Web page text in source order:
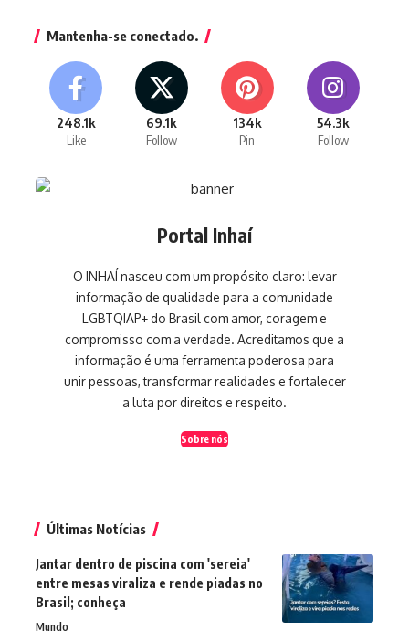
Mantenha-se conectado.
248.1k
Like
69.1k
Follow
134k
Pin
54.3k
Follow
Portal Inhaí
O INHAÍ nasceu com um propósito claro: levar
informação de qualidade para a comunidade
LGBTQIAP+ do Brasil com amor, coragem e
compromisso com a verdade. Acreditamos que a
informação é uma ferramenta poderosa para
unir pessoas, transformar realidades e fortalecer
a luta por direitos e respeito.
Sobre nós
Últimas Notícias
Jantar dentro de piscina com 'sereia'
entre mesas viraliza e rende piadas no
Brasil; conheça
Mundo